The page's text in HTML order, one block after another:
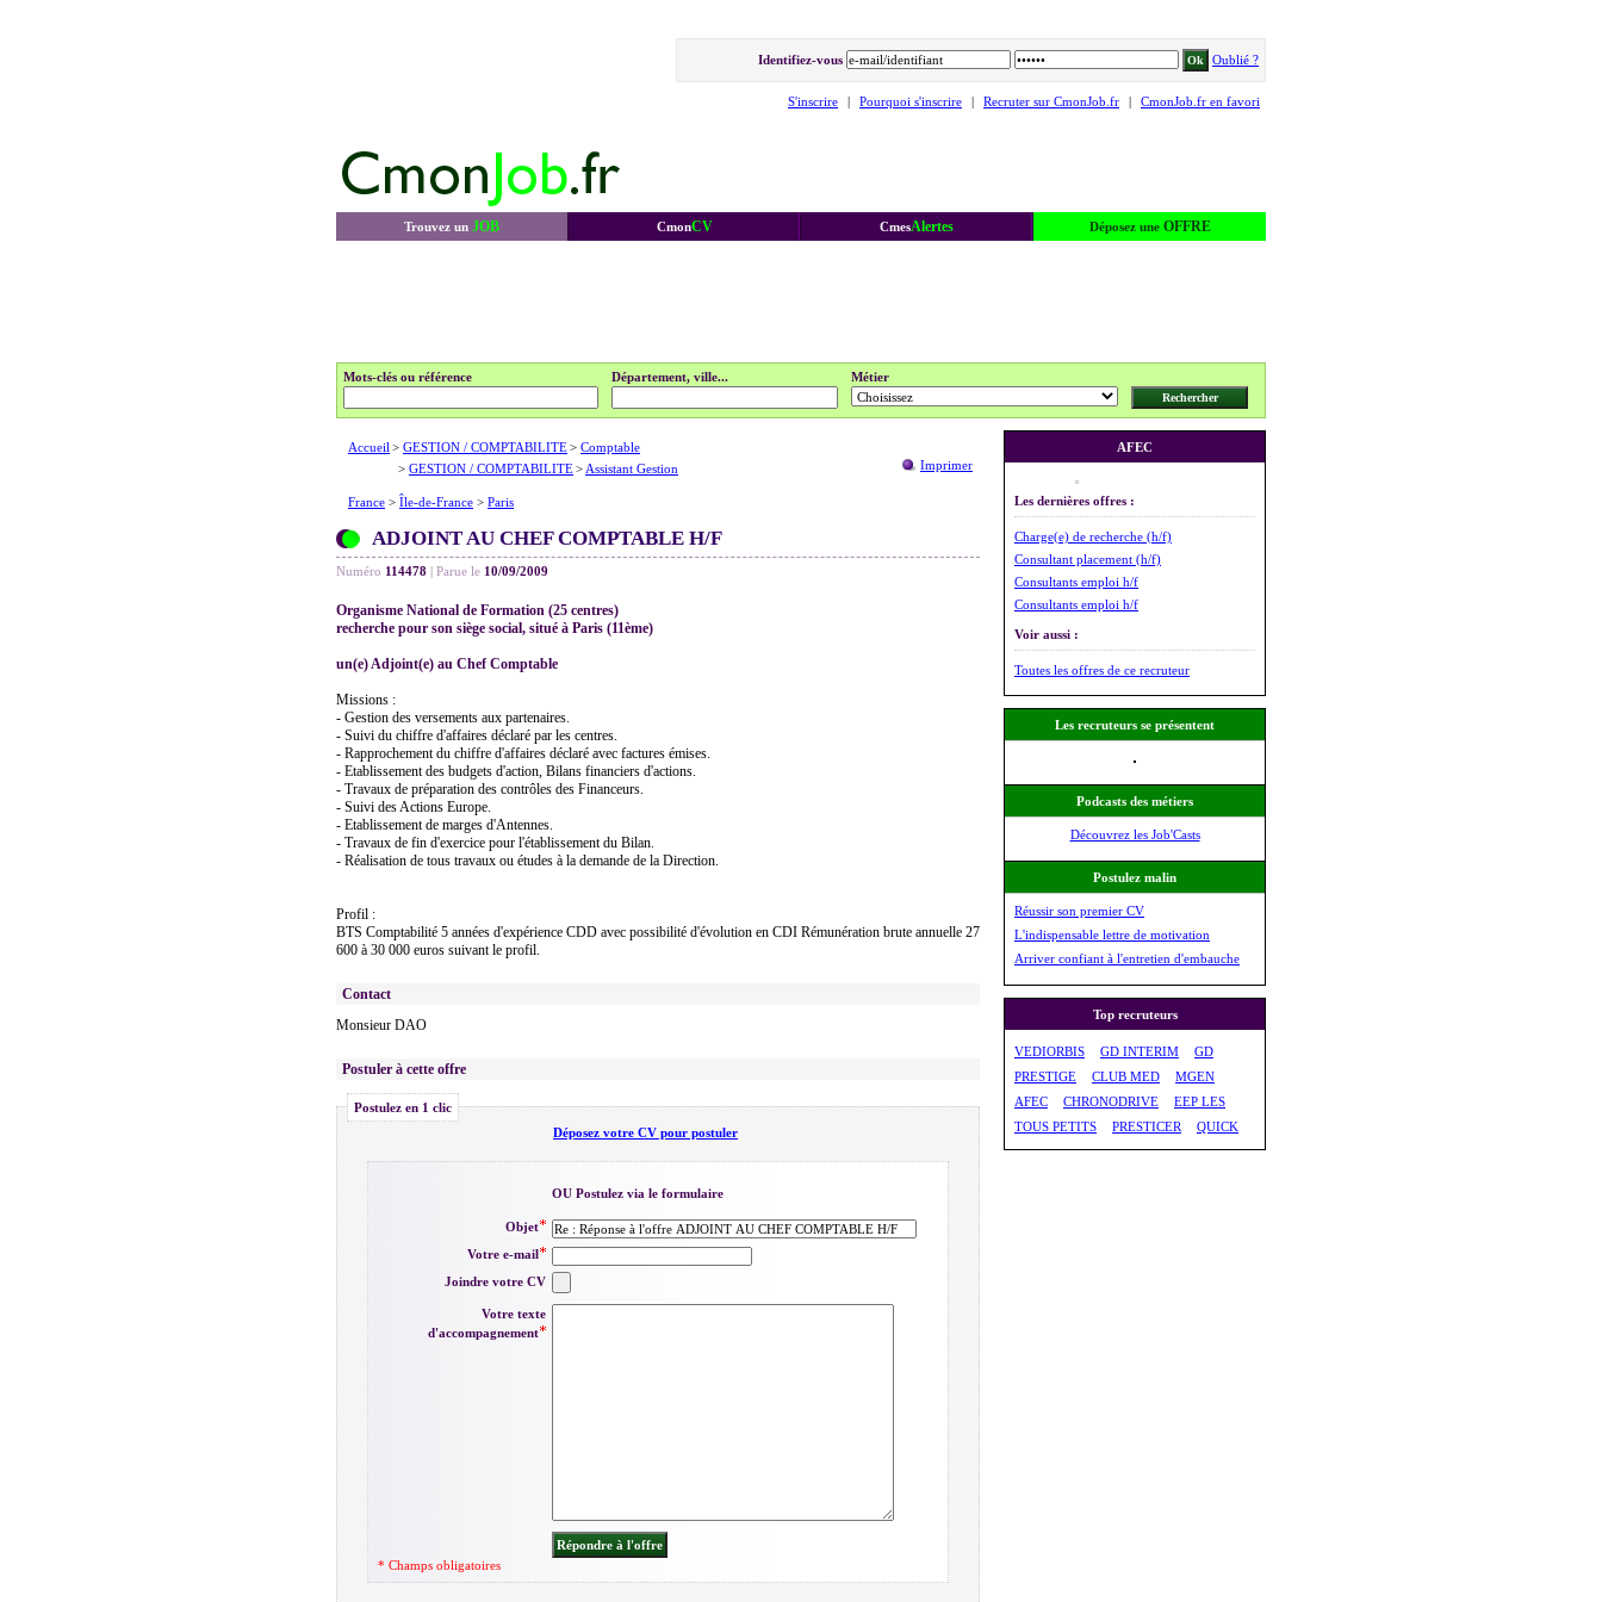
Identifiez-vous Oublié ?
S'inscrire | Pourquoi s'inscrire | Recruter sur CmonJob.fr | CmonJob.fr en favori
Trouvez un JOB CmonCV CmesAlertes Déposez une OFFRE
Mots-clés ou référence Département, ville... Métier
Imprimer
Accueil > GESTION / COMPTABILITE> Comptable
> GESTION / COMPTABILITE> Assistant Gestion
France > Île-de-France > Paris
ADJOINT AU CHEF COMPTABLE H/F
Numéro 114478 | Parue le 10/09/2009
Organisme National de Formation (25 centres)
recherche pour son siège social, situé à Paris (11ème)
un(e) Adjoint(e) au Chef Comptable
Missions :
- Gestion des versements aux partenaires.
- Suivi du chiffre d'affaires déclaré par les centres.
- Rapprochement du chiffre d'affaires déclaré avec factures émises.
- Etablissement des budgets d'action, Bilans financiers d'actions.
- Travaux de préparation des contrôles des Financeurs.
- Suivi des Actions Europe.
- Etablissement de marges d'Antennes.
- Travaux de fin d'exercice pour l'établissement du Bilan.
- Réalisation de tous travaux ou études à la demande de la Direction.
Profil :
BTS Comptabilité 5 années d'expérience CDD avec possibilité d'évolution en CDI Rémunération brute annuelle 27
600 à 30 000 euros suivant le profil.
Contact
Monsieur DAO
Postuler à cette offre
Postulez en 1 clic
Déposez votre CV pour postuler
OU Postulez via le formulaire
Objet
Votre e-mail
Joindre votre CV
Votre texte
d'accompagnement
* Champs obligatoires
AFEC
Les dernières offres :
Charge(e) de recherche (h/f)
Consultant placement (h/f)
Consultants emploi h/f
Consultants emploi h/f
Voir aussi :
Toutes les offres de ce recruteur
Les recruteurs se présentent
Podcasts des métiers
Découvrez les Job'Casts
Postulez malin
Réussir son premier CV
L'indispensable lettre de motivation
Arriver confiant à l'entretien d'embauche
Top recruteurs
VEDIORBIS GD INTERIM
GD
PRESTIGE
CLUB MED
MGEN
AFEC
CHRONODRIVE
EEP LES
TOUS PETITS
PRESTICER QUICK